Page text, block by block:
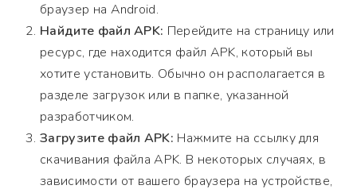
браузер на Android.
Найдите файл APK: Перейдите на страницу или
ресурс, где находится файл APK, который вы
хотите установить. Обычно он располагается в
разделе загрузок или в папке, указанной
разработчиком.
Загрузите файл APK: Нажмите на ссылку для
скачивания файла APK. В некоторых случаях, в
зависимости от вашего браузера на устройстве,